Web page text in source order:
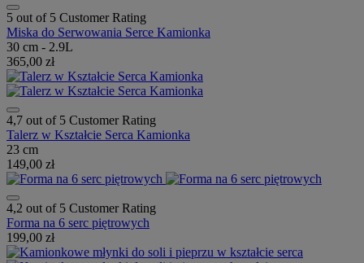
5 out of 5 Customer Rating
Miska do Serwowania Serce Kamionka
30 cm - 2.9L
365,00 zł
4,7 out of 5 Customer Rating
Talerz w Kształcie Serca Kamionka
23 cm
149,00 zł
4,2 out of 5 Customer Rating
Forma na 6 serc piętrowych
199,00 zł